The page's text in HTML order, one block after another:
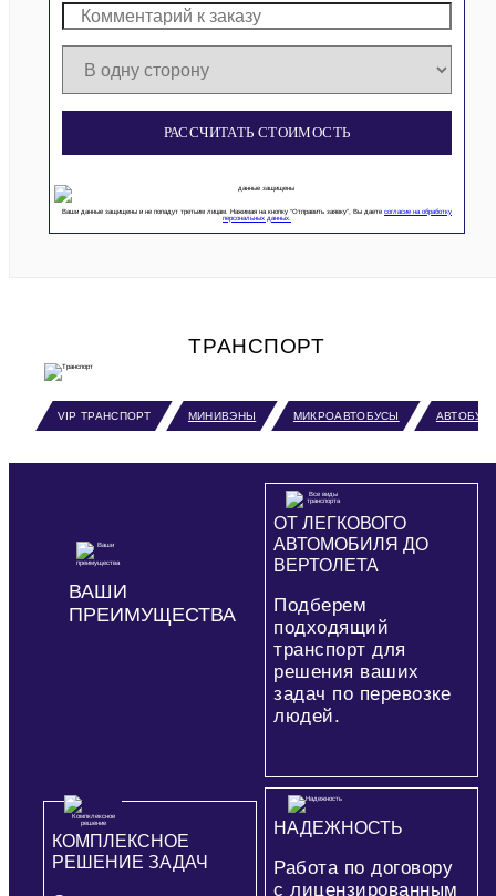
РАССЧИТАТЬ СТОИМОСТЬ
Ваши данные защищены и не попадут третьим лицам. Нажимая на кнопку “Отправить заявку”, Вы даете согласие на обработку
персональных данных.
ТРАНСПОРТ
VIP ТРАНСПОРТ МИНИВЭНЫ МИКРОАВТОБУСЫ
ВАШИ
ПРЕИМУЩЕСТВА
ОТ ЛЕГКОВОГО
АВТОМОБИЛЯ ДО
ВЕРТОЛЕТА
Подберем
подходящий
транспорт для
решения ваших
задач по перевозке
людей.
КОМПЛЕКСНОЕ
РЕШЕНИЕ ЗАДАЧ
НАДЕЖНОСТЬ
Работа по договору
с лицензированным